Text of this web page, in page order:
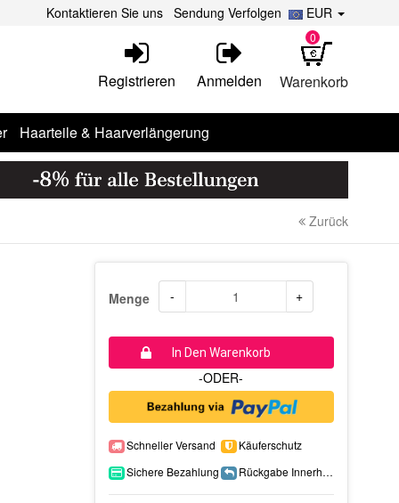
EUR
Kontaktieren Sie uns Sendung Verfolgen
Warenkorb
0
Registrieren Anmelden
Haarteile & Haarverlängerung
Zurück
Menge - +
In Den Warenkorb
-ODER-
Schneller Versand
Käuferschutz
Sichere Bezahlung
Rückgabe Innerhalb 15 Tage